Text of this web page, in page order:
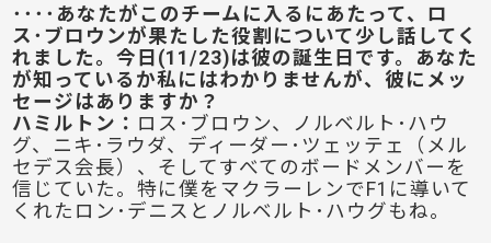
････あなたがこのチームに入るにあたって、ロ
ス･ブロウンが果たした役割について少し話してく
れました。今日(11/23)は彼の誕生日です。あなた
が知っているか私にはわかりませんが、彼にメッ
セージはありますか？
ハミルトン ： ロス･ブロウン、ノルベルト･ハウ
グ、ニキ･ラウダ、ディーダー･ツェッテェ（メル
セデス会長）、そしてすべてのボードメンバーを
信じていた。特に僕をマクラーレンでF1に導いて
くれたロン･デニスとノルベルト･ハウグもね。